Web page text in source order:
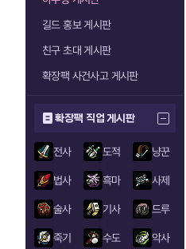
길드 홍보 게시판
친구 초대 게시판
확장팩 사건사고 게시판
확장팩 직업 게시판
전사 도적 냥꾼
법사 흑마 사제
술사 기사 드루
죽기 수도 악사